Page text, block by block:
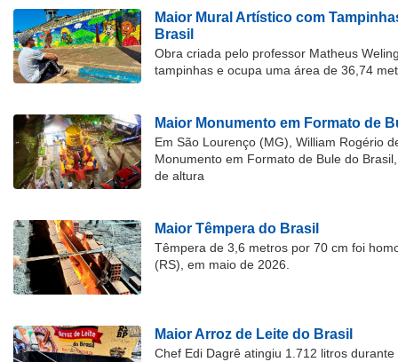
Maior Mural Artístico com
Brasil
Obra criada pelo professor Matheus
tampinhas e ocupa uma área de 36,74
Maior Monumento em Formato de
Em São Lourenço (MG), William Rogério
Monumento em Formato de Bule do
de altura
Maior Têmpera do Brasil
Têmpera de 3,6 metros por 70 cm foi
(RS), em maio de 2026.
Maior Arroz de Leite do Brasil
Chef Edi Dagrê atingiu 1.712 litros